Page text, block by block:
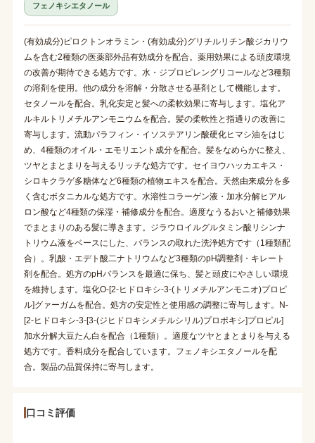
フェノキシエタノール
(有効成分)ピロクトンオラミン・(有効成分)グリチルリチン酸ジカリウ
ムを含む2種類の医薬部外品有効成分を配合。薬用効果による頭皮環境
の改善が期待できる処方です。水・ジプロピレングリコールなど3種類
の溶剤を使用。他の成分を溶解・分散させる基剤として機能します。
セタノールを配合。乳化安定と髪への柔軟効果に寄与します。塩化ア
ルキルトリメチルアンモニウムを配合。髪の柔軟性と指通りの改善に
寄与します。流動パラフィン・イソステアリン酸硬化ヒマシ油をはじ
め、4種類のオイル・エモリエント成分を配合。髪をなめらかに整え、
ツヤとまとまりを与えるリッチな処方です。セイヨウハッカエキス・
シロキクラゲ多糖体など6種類の植物エキスを配合。天然由来成分を多
く含むボタニカルな処方です。水溶性コラーゲン液・加水分解ヒアル
ロン酸など4種類の保湿・補修成分を配合。適度なうるおいと補修効果
でまとまりのある髪に導きます。ジラウロイルグルタミン酸リシンナ
トリウム液をベースにした、バランスの取れた洗浄処方です（1種類配
合）。乳酸・エデト酸二ナトリウムなど3種類のpH調整剤・キレート
剤を配合。処方のpHバランスを最適に保ち、髪と頭皮にやさしい環境
を維持します。塩化O-[2-ヒドロキシ-3-(トリメチルアンモニオ)プロピ
ル]グァーガムを配合。処方の安定性と使用感の調整に寄与します。N-
[2-ヒドロキシ-3-[3-(ジヒドロキシメチルシリル)プロポキシ]プロピル]
加水分解大豆たん白を配合（1種類）。適度なツヤとまとまりを与える
処方です。香料成分を配合しています。フェノキシエタノールを配
合。製品の品質保持に寄与します。
口コミ評価